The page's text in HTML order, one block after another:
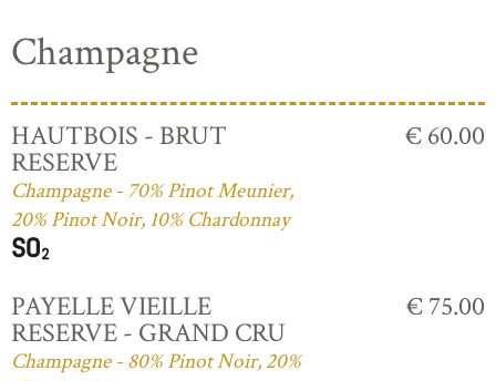
Champagne
HAUTBOIS - BRUT
RESERVE
Champagne - 70% Pinot Meunier,
20% Pinot Noir, 10% Chardonnay
€ 60.00
PAYELLE VIEILLE
RESERVE - GRAND CRU
Champagne - 80% Pinot Noir, 20%
€ 75.00